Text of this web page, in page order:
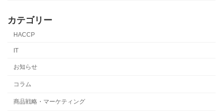
カテゴリー
HACCP
IT
お知らせ
コラム
商品戦略・マーケティング